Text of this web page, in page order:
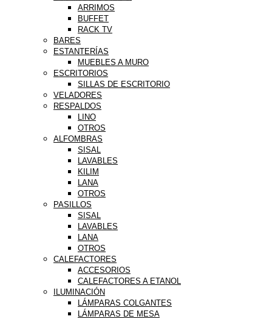
ARRIMOS
BUFFET
RACK TV
BARES
ESTANTERÍAS
MUEBLES A MURO
ESCRITORIOS
SILLAS DE ESCRITORIO
VELADORES
RESPALDOS
LINO
OTROS
ALFOMBRAS
SISAL
LAVABLES
KILIM
LANA
OTROS
PASILLOS
SISAL
LAVABLES
LANA
OTROS
CALEFACTORES
ACCESORIOS
CALEFACTORES A ETANOL
ILUMINACIÓN
LÁMPARAS COLGANTES
LÁMPARAS DE MESA